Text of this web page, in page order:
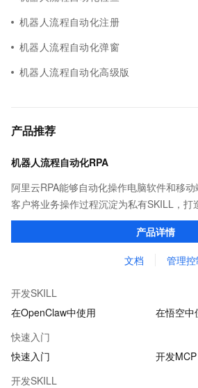
机器人流程自动化注册
机器人流程自动化弹窗
机器人流程自动化高级版
产品推荐
机器人流程自动化RPA
阿里云RPA能够自动化操作电脑软件和移
客户将业务操作过程沉淀为私有SKILL，打
生于2011年（原码栈），已经广泛应用在
行、保险、金融、医疗、互联网、教育等行
产品详情
文档 管理
开发SKILL
在OpenClaw中使用
在悟空中
快速入门
快速入门
开发
开发SKILL